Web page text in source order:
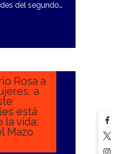
del segundo…
Rosa a
a
está
la vida:
Mazo